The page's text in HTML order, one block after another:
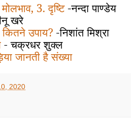
3. दृष्टि-नन्दा पाण्डेय
खरे
कितने उपाय? -निशांत मिश्रा
- चक्रधर शुक्ल
जानती है संख्या
2020